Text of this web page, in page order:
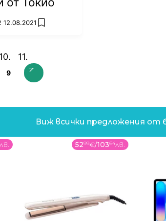
12.08.2021 add favorites
9
Виж всички предложения от
лв. 5299€/10364лв.